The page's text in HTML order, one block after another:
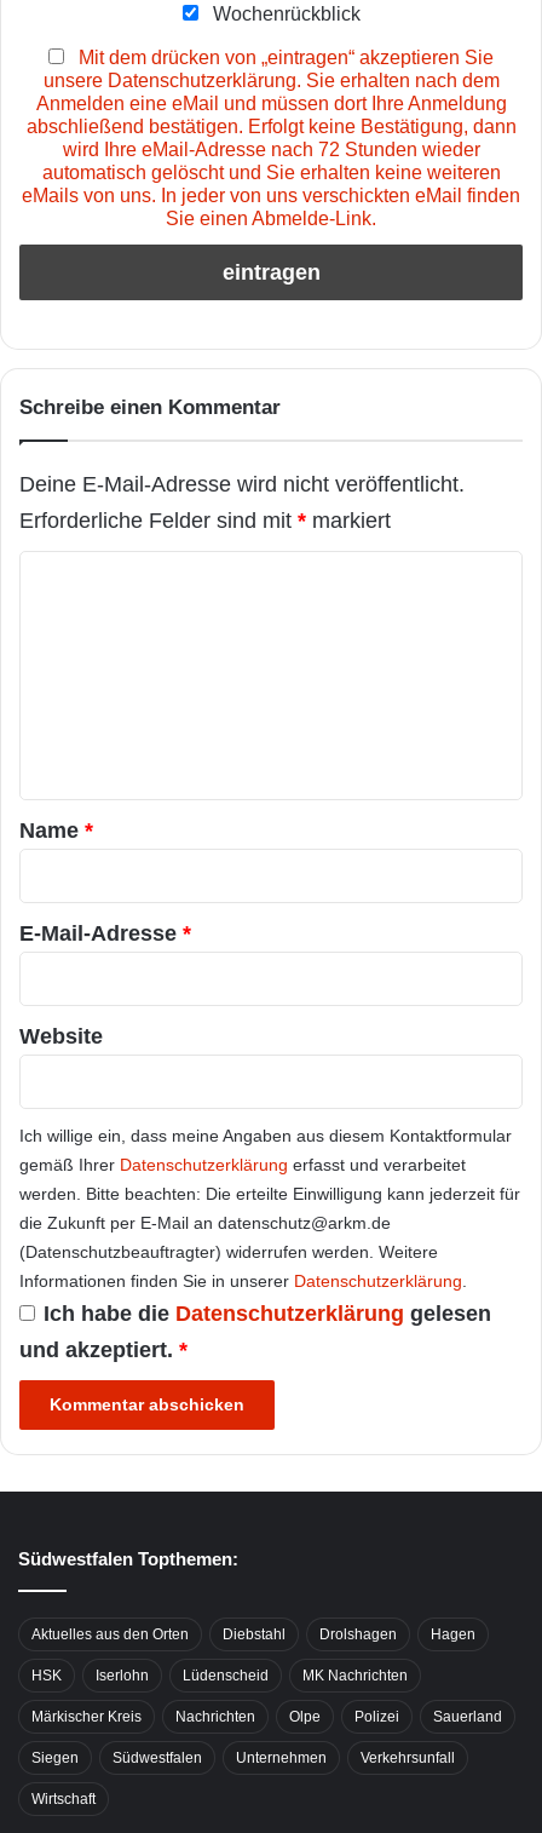
Wochenrückblick
Mit dem drücken von „eintragen“ akzeptieren Sie
unsere Datenschutzerklärung. Sie erhalten nach dem
Anmelden eine eMail und müssen dort Ihre Anmeldung
abschließend bestätigen. Erfolgt keine Bestätigung, dann
wird Ihre eMail-Adresse nach 72 Stunden wieder
automatisch gelöscht und Sie erhalten keine weiteren
eMails von uns. In jeder von uns verschickten eMail finden
Sie einen Abmelde-Link.
Schreibe einen Kommentar
Deine E-Mail-Adresse wird nicht veröffentlicht.
Erforderliche Felder sind mit * markiert
a
r
*
Name *
E-Mail-Adresse *
Website
Ich willige ein, dass meine Angaben aus diesem Kontaktformular
gemäß Ihrer Datenschutzerklärung erfasst und verarbeitet
werden. Bitte beachten: Die erteilte Einwilligung kann jederzeit für
die Zukunft per E-Mail an datenschutz@arkm.de
(Datenschutzbeauftragter) widerrufen werden. Weitere
Informationen finden Sie in unserer Datenschutzerklärung.
Ich habe die Datenschutzerklärung gelesen
und akzeptiert. *
Südwestfalen Topthemen:
Aktuelles aus den Orten Diebstahl Drolshagen Hagen
HSK Iserlohn Lüdenscheid MK Nachrichten
Märkischer Kreis Nachrichten Olpe Polizei Sauerland
Siegen Südwestfalen Unternehmen Verkehrsunfall
Wirtschaft